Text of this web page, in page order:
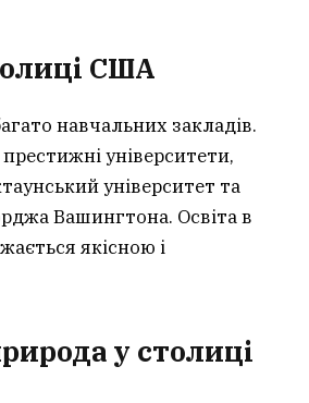
США
навчальних закладів.
університети,
університет та
Вашингтона. Освіта в
якісною і
у столиці